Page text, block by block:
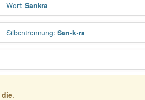
Wort: Sankra
Silbentrennung: San•k•ra
die.